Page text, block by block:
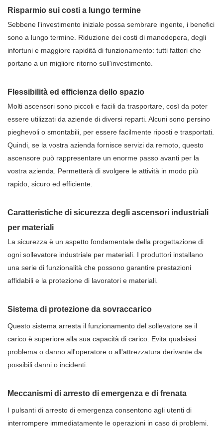
Risparmio sui costi a lungo termine
Sebbene l'investimento iniziale possa sembrare ingente, i benefici
sono a lungo termine. Riduzione dei costi di manodopera, degli
infortuni e maggiore rapidità di funzionamento: tutti fattori che
portano a un migliore ritorno sull'investimento.
Flessibilità ed efficienza dello spazio
Molti ascensori sono piccoli e facili da trasportare, così da poter
essere utilizzati da aziende di diversi reparti. Alcuni sono persino
pieghevoli o smontabili, per essere facilmente riposti e trasportati.
Quindi, se la vostra azienda fornisce servizi da remoto, questo
ascensore può rappresentare un enorme passo avanti per la
vostra azienda. Permetterà di svolgere le attività in modo più
rapido, sicuro ed efficiente.
Caratteristiche di sicurezza degli ascensori industriali
per materiali
La sicurezza è un aspetto fondamentale della progettazione di
ogni sollevatore industriale per materiali. I produttori installano
una serie di funzionalità che possono garantire prestazioni
affidabili e la protezione di lavoratori e materiali.
Sistema di protezione da sovraccarico
Questo sistema arresta il funzionamento del sollevatore se il
carico è superiore alla sua capacità di carico. Evita qualsiasi
problema o danno all'operatore o all'attrezzatura derivante da
possibili danni o incidenti.
Meccanismi di arresto di emergenza e di frenata
I pulsanti di arresto di emergenza consentono agli utenti di
interrompere immediatamente le operazioni in caso di problemi.